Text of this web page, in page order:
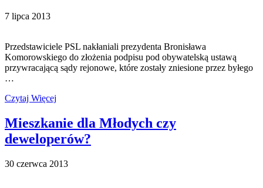
7 lipca 2013
Przedstawiciele PSL nakłaniali prezydenta Bronisława
Komorowskiego do złożenia podpisu pod obywatelską ustawą
przywracającą sądy rejonowe, które zostały zniesione przez byłego
…
Czytaj Więcej
Mieszkanie dla Młodych czy
deweloperów?
30 czerwca 2013